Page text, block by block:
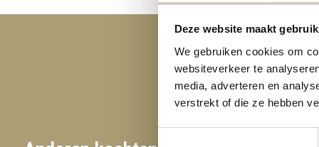
Deze website maakt
We gebruiken cookies om
websiteverkeer te
media, adverteren en
verstrekt of die ze hebben